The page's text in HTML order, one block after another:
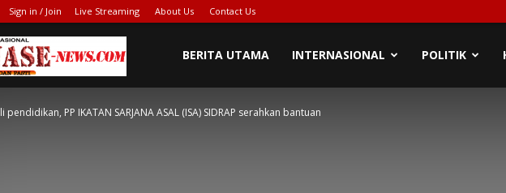
Sign in / Join Live Streaming About Us Contact Us
SPIONASE-
NEWS[DOT]COM
BERITA UTAMA INTERNASIONAL POLITIK
pendidikan, PP IKATAN SARJANA ASAL (ISA) SIDRAP serahkan bantuan